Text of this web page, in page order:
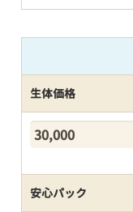
生体価格
安心パック